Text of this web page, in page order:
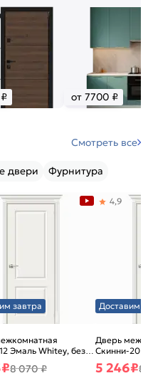
от 7700 ₽
Смотреть все
двери Фурнитура
завтра
Эмаль Whitey, без
без стекла,
скиновая
₽8 070 ₽
Доставим
Дверь
Скинни-20
декора,
без кромки,
4,9
5 246₽8